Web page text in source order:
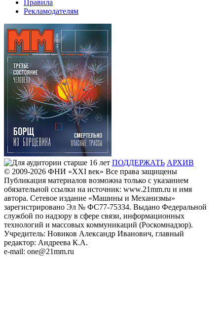
Правила
Рекламодателям
ПОДДЕРЖАТЬ АРХИВ
© 2009-2026 ФHИ «XXI век» Все права защищены
Публикация материалов возможна только с указанием
обязательной ссылки на источник: www.21mm.ru и имя
автора. Сетевое издание «Машины и Механизмы»
зарегистрировано Эл № ФС77-75334. Выдано Федеральной
службой по надзору в сфере связи, информационных
технологий и массовых коммуникаций (Роскомнадзор).
Учредитель: Новиков Александр Иванович, главный
редактор: Андреева К.А.
e-mail: one@21mm.ru